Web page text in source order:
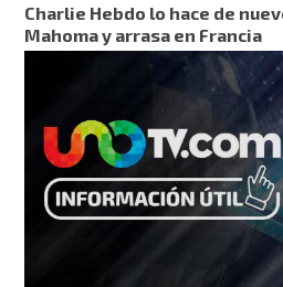
Charlie Hebdo lo hace de
Mahoma y arrasa en Francia